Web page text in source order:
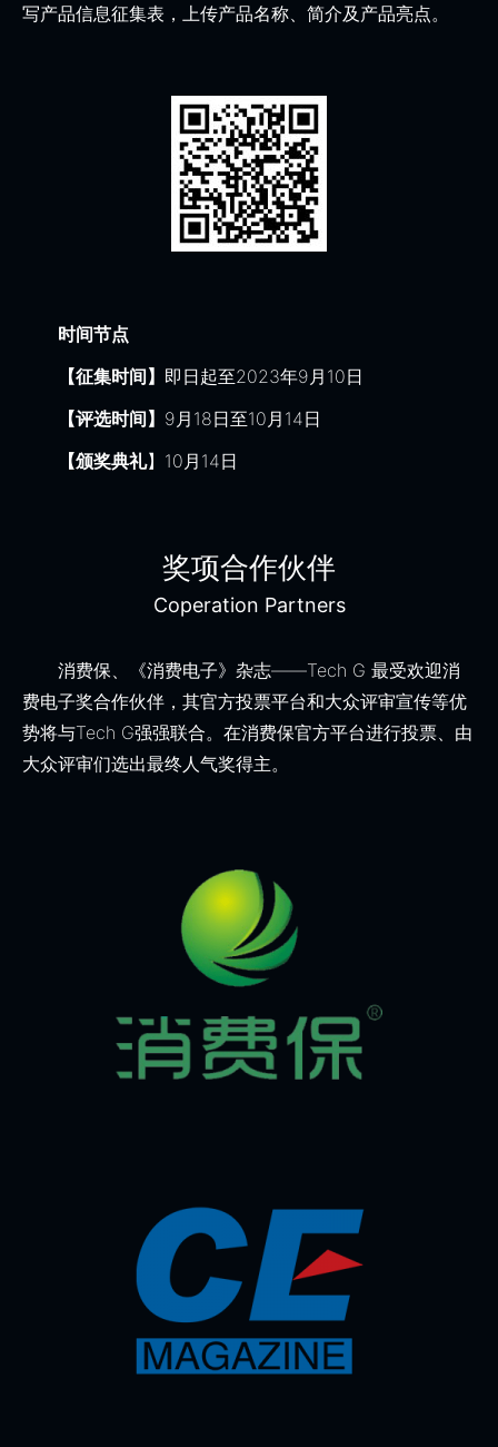
写产品信息征集表，上传产品名称、简介及产品亮点。
时间节点
【征集时间】 即日起至2023年9月10日
【评选时间】 9月18日至10月14日
【颁奖典礼】10月14日
奖项合作伙伴
Coperation Partners
消费保、《消费电子》杂志——Tech G 最受欢迎消
费电子奖合作伙伴，其官方投票平台和大众评审宣传等优
势将与Tech G强强联合。在消费保官方平台进行投票、由
大众评审们选出最终人气奖得主。